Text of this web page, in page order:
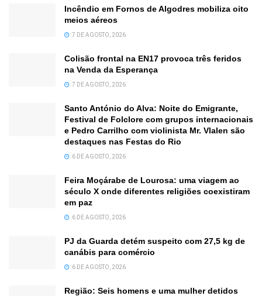
Incêndio em Fornos de Algodres mobiliza oito
meios aéreos
7 DE AGOSTO, 2026
Colisão frontal na EN17 provoca três feridos
na Venda da Esperança
7 DE AGOSTO, 2026
Santo António do Alva: Noite do Emigrante,
Festival de Folclore com grupos internacionais
e Pedro Carrilho com violinista Mr. Vlalen são
destaques nas Festas do Rio
6 DE AGOSTO, 2026
Feira Moçárabe de Lourosa: uma viagem ao
século X onde diferentes religiões coexistiram
em paz
6 DE AGOSTO, 2026
PJ da Guarda detém suspeito com 27,5 kg de
canábis para comércio
6 DE AGOSTO, 2026
Região: Seis homens e uma mulher detidos